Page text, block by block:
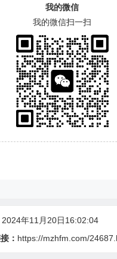
我的微信
我的微信扫一扫
2024年11月20日16:02:04
： https://mzhfm.com/